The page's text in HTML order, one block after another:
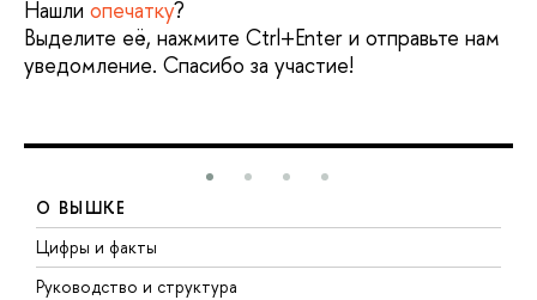
Нашли опечатку?
Выделите её, нажмите Ctrl+Enter и отправьте нам
уведомление. Спасибо за участие!
О ВЫШКЕ
Цифры и факты
Руководство и структура